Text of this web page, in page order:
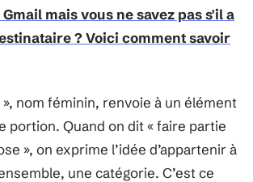
mais vous ne savez pas s'il a
? Voici comment savoir
», nom féminin, renvoie à un élément
portion. Quand on dit « faire partie
», on exprime l’idée d’appartenir à
une catégorie. C’est ce